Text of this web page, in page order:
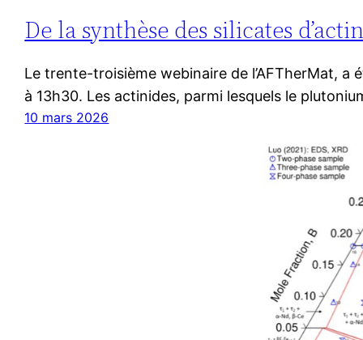
De la synthèse des silicates
Le trente-troisième webinaire de l’AFTherMat, a
à 13h30. Les actinides, parmi lesquels le
10 mars 2026